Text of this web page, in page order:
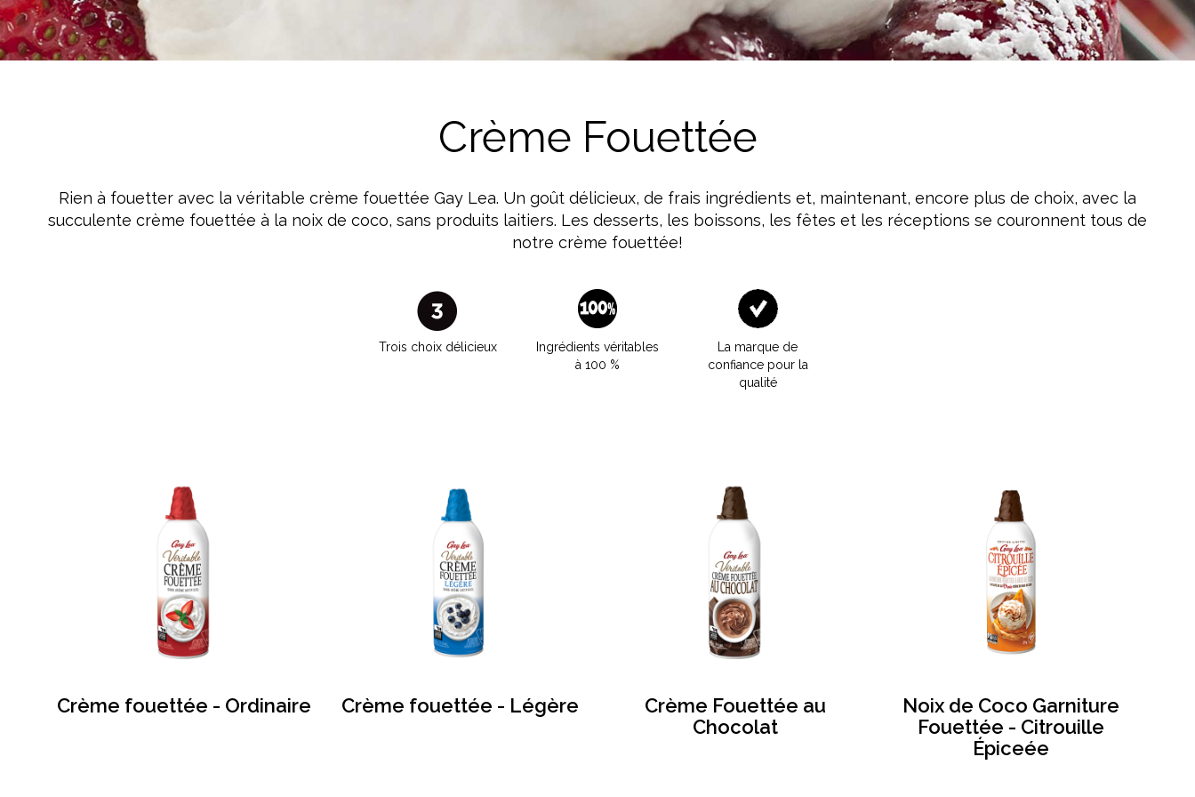
Crème Fouettée
Yogourt
Crème Fouettée
Rien à fouetter avec la véritable crème fouettée Gay Lea. Un goût délicieux, de frais ingrédients et, maintenant, encore plus de choix, avec la
succulente crème fouettée à la noix de coco, sans produits laitiers. Les desserts, les boissons, les fêtes et les réceptions se couronnent tous de
notre crème fouettée!
Trois choix délicieux
Ingrédients véritables
à 100 %
La marque de
confiance pour la
qualité
Crème fouettée - Ordinaire Crème fouettée - Légère
Crème Fouettée au
Chocolat
Noix de Coco Garniture
Fouettée - Citrouille
Épiceée